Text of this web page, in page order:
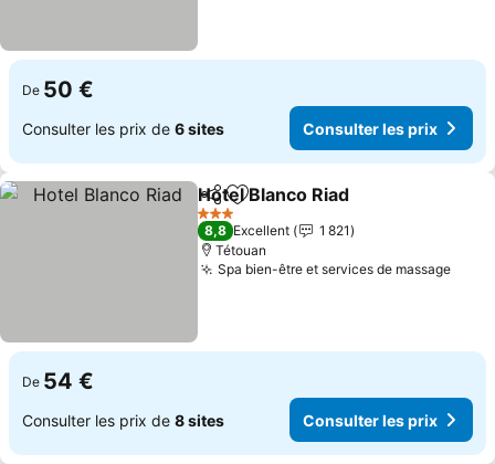
De 50 €
Consulter les prix de 6 sites Consulter les prix
PartagerAjouter à mes favoris
Hotel Blanco Riad
3 Étoiles
8,8 Excellent
1 821
Tétouan
Spa bien-être et services de massage
De 54 €
Consulter les prix de 8 sites Consulter les prix